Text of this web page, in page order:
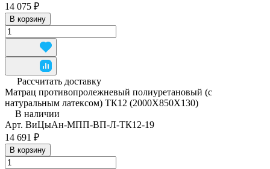
14 075 ₽
В корзину
Рассчитать доставку
Матрац противопролежневый полиуретановый (с
натуральным латексом) ТК12 (2000Х850Х130)
В наличии
Арт. ВиЦыАн-МПП-ВП-Л-ТК12-19
14 691 ₽
В корзину